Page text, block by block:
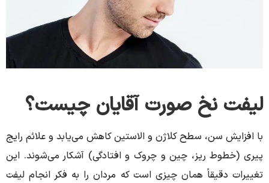
لیفت نخ صورت آقایان چیست؟
با افزایش سن، سطح کلاژن و الاستین کاهش می‌یابد و علائم رایج
پیری (خطوط ریز، چین و چروک و افتادگی) آشکار می‌شوند. این
تغییرات دقیقاً همان چیزی است که مردان را به فکر انجام لیفت